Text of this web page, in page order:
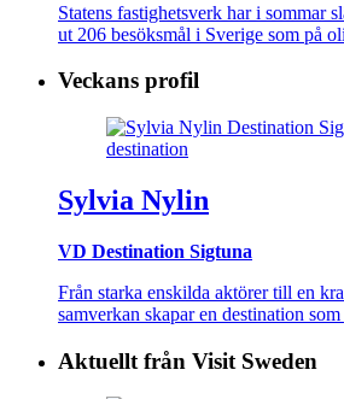
Statens fastighetsverk har i sommar
ut 206 besöksmål i Sverige som på
Veckans profil
Sylvia Nylin
VD Destination Sigtuna
Från starka enskilda aktörer till en
samverkan skapar en destination
Aktuellt från Visit Sweden